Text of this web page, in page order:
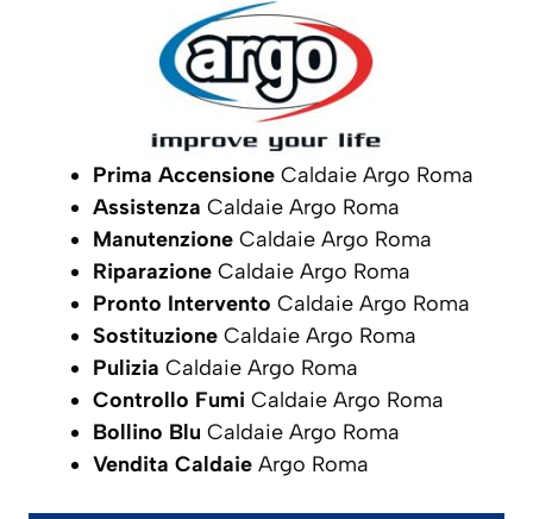
Prima Accensione Caldaie Argo Roma
Assistenza Caldaie Argo Roma
Manutenzione Caldaie Argo Roma
Riparazione Caldaie Argo Roma
Pronto Intervento Caldaie Argo Roma
Sostituzione Caldaie Argo Roma
Pulizia Caldaie Argo Roma
Controllo Fumi Caldaie Argo Roma
Bollino Blu Caldaie Argo Roma
Vendita Caldaie Argo Roma